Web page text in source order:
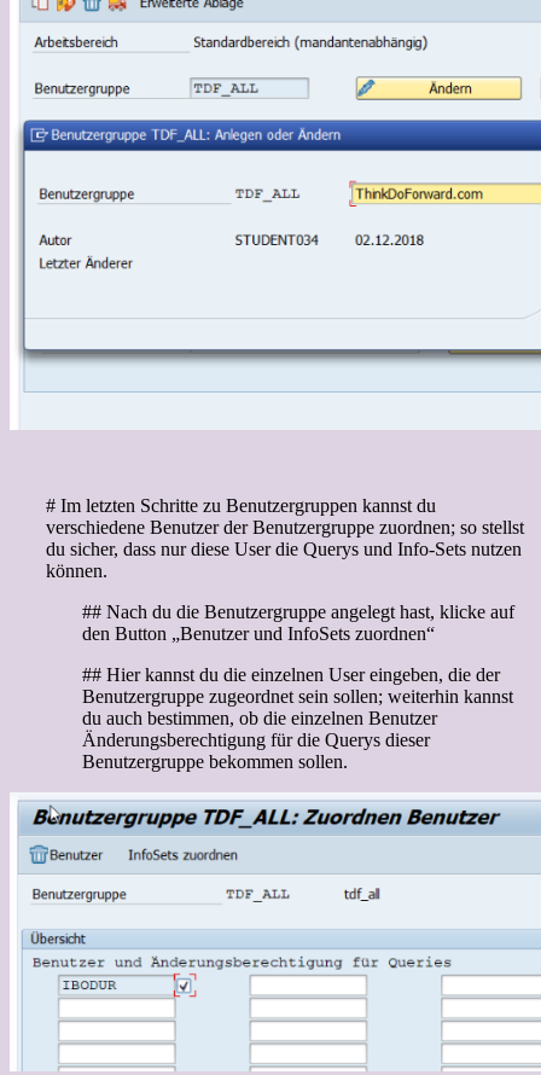
# Im letzten Schritte zu Benutzergruppen kannst du
verschiedene Benutzer der Benutzergruppe zuordnen; so stellst
du sicher, dass nur diese User die Querys und Info-Sets nutzen
können.
## Nach du die Benutzergruppe angelegt hast, klicke auf
den Button „Benutzer und InfoSets zuordnen“
## Hier kannst du die einzelnen User eingeben, die der
Benutzergruppe zugeordnet sein sollen; weiterhin kannst
du auch bestimmen, ob die einzelnen Benutzer
Änderungsberechtigung für die Querys dieser
Benutzergruppe bekommen sollen.